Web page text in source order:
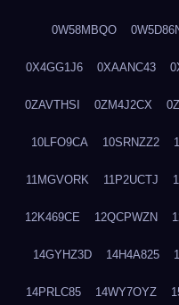
0W58MBQO
0X4GG1J6 0XAANC43
0ZAVTHSI 0ZM4J2CX
10LFO9CA 10SRNZZ2
11MGVORK 11P2UCTJ
12K469CE 12QCPWZN
14GYHZ3D 14H4A825
14PRLC85 14WY7OYZ